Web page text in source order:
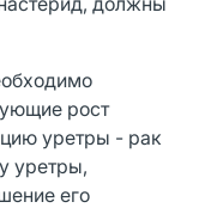
рост
уретры - рак
уретры,
его